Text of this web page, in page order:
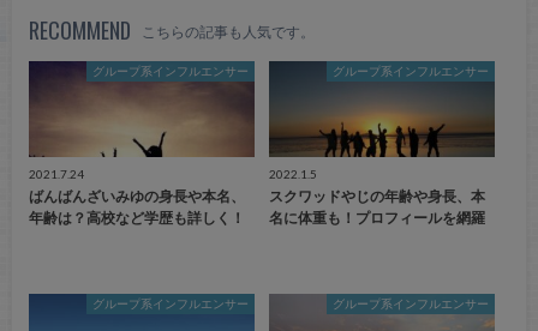
RECOMMEND こちらの記事も人気です。
グループ系インフルエンサー
2021.7.24
ばんばんざいみゆの身長や本名、
年齢は？高校など学歴も詳しく！
グループ系インフルエンサー
2022.1.5
スクワッドやじの年齢や身長、本
名に体重も！プロフィールを網羅
グループ系インフルエンサー グループ系インフルエンサー